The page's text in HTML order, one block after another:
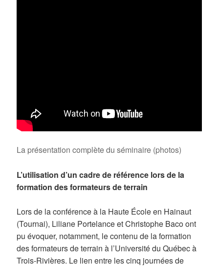
La présentation complète du séminaire (photos)
L’utilisation d’un cadre de référence lors de la
formation des formateurs de terrain
Lors de la conférence à la Haute École en Hainaut
(Tournai), Liliane Portelance et Christophe Baco ont
pu évoquer, notamment, le contenu de la formation
des formateurs de terrain à l’Université du Québec à
Trois-Rivières. Le lien entre les cinq journées de